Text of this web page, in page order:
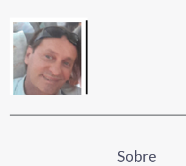
Sobre